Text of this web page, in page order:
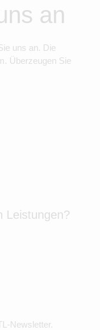
an
uns an. Die
Überzeugen Sie
Leistungen?
Newsletter.